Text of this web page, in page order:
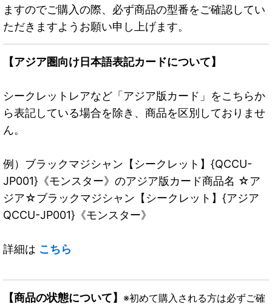
ますのでご購入の際、必ず商品の型番をご確認してい
ただきますようお願い申し上げます。
【アジア圏向け日本語表記カードについて】
シークレットレアなど「アジア版カード」をこちらか
ら表記している場合を除き、商品を区別しておりませ
ん。
例）ブラックマジシャン【シークレット】{QCCU-
JP001}《モンスター》のアジア版カード商品名 ☆ア
ジア☆ブラックマジシャン【シークレット】{アジア
QCCU-JP001}《モンスター》
詳細は こちら
【商品の状態について】 ※初めて購入される方は必ずご確